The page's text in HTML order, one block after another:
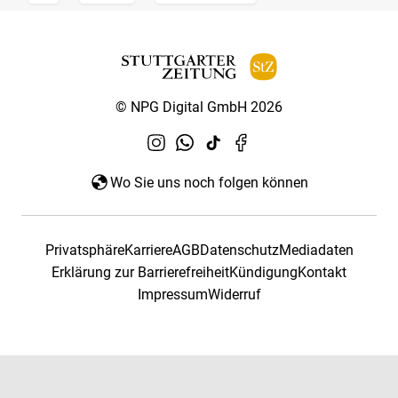
© NPG Digital GmbH 2026
Wo Sie uns noch folgen können
PrivatsphäreKarriereAGBDatenschutzMediadaten
Erklärung zur BarrierefreiheitKündigungKontakt
ImpressumWiderruf